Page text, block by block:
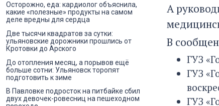
А
В
ГУЗ
ГУЗ
ГУЗ
Осторожно, еда: кардиолог объяснила,
какие «полезные» продукты на самом
деле вредны для сердца
Две тысячи квадратов за сутки:
ульяновские дорожники прошлись от
Кротовки до Арского
До отопления месяц, а порывов ещё
больше сотни: Ульяновск торопят
подготовить к зиме
В Павловке подросток на питбайке сбил
двух девочек-ровесниц на пешеходном